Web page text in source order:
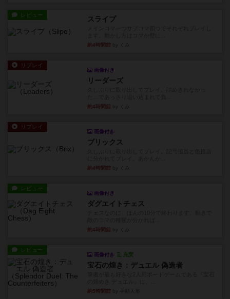
レビュー スライプ
約4時間前
リプレイ
画像付き
リーダーズ
約4時間前
リプレイ
画像付き
ブリックス
約4時間前
レビュー
画像付き
ダグエイトチェス
約4時間前
レビュー
画像付き 充実
宝石の煌き：デュエル 偽造者
約5時間前